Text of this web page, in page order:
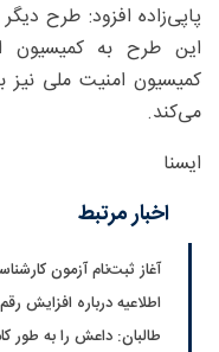
پاپی‌زاده افزود: طرح
این طرح به کمیسیون
کمیسیون امنیت ملی نیز
می‌کند.
ایسنا
اخبار مرتبط
آغاز ثبت‌نام‌ آزمون
اطلاعیه درباره افزایش
طالبان: داعش را به طور